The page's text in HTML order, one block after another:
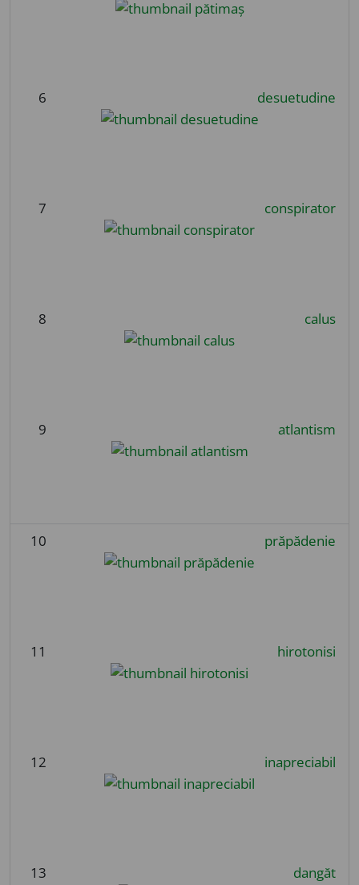
6 desuetudine
7 conspirator
8 calus
9 atlantism
10 prăpădenie
11 hirotonisi
12 inapreciabil
13 dangăt